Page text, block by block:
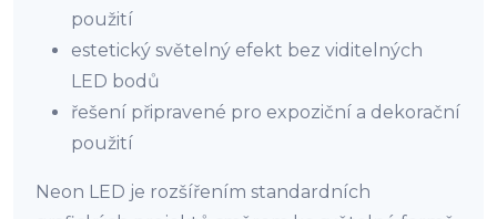
použití
estetický světelný efekt bez viditelných
LED bodů
řešení připravené pro expoziční a dekorační
použití
Neon LED je rozšířením standardních